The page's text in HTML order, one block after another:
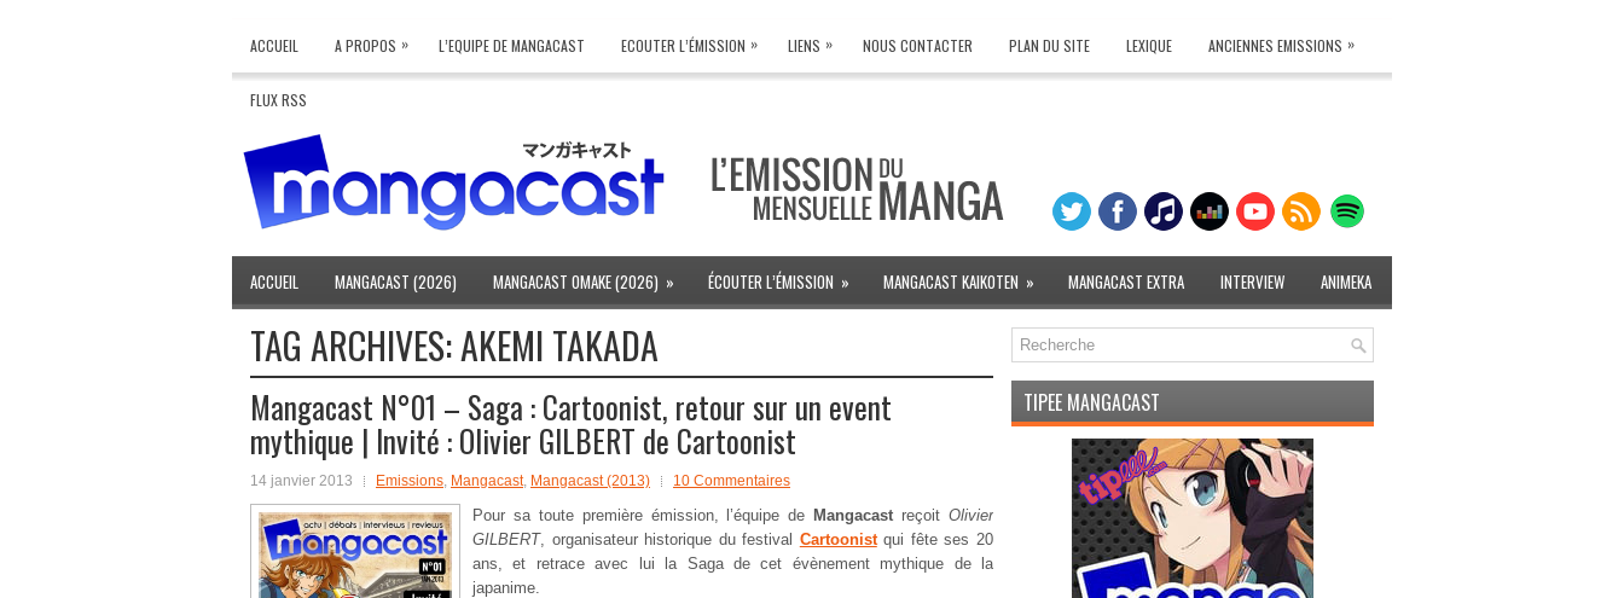
ACCUEIL A PROPOS » L’EQUIPE DE MANGACAST ECOUTER L’ÉMISSION » LIENS » NOUS CONTACTER PLAN DU SITE LEXIQUE ANCIENNES EMISSIONS »
FLUX RSS
ACCUEIL MANGACAST (2026) MANGACAST OMAKE (2026) » ÉCOUTER L’ÉMISSION » MANGACAST KAIKOTEN » MANGACAST EXTRA INTERVIEW ANIMEKA
TAG ARCHIVES:AKEMI TAKADA
Mangacast N°01 – Saga : Cartoonist, retour sur un event
mythique | Invité : Olivier GILBERT de Cartoonist
14 janvier 2013 Emissions, Mangacast, Mangacast (2013) 10 Commentaires
Pour sa toute première émission, l’équipe de Mangacast reçoitOlivier
GILBERT, organisateur historique du festival Cartoonistqui fête ses 20
ans, et retrace avec lui la Saga de cet évènement mythique de la
japanime.
TIPEE MANGACAST